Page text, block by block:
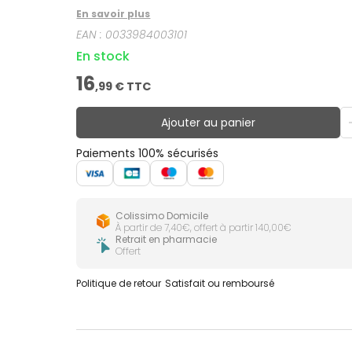
En savoir plus
EAN : 0033984003101
En stock
16,99 € TTC
Ajouter au panier
Paiements 100% sécurisés
Colissimo Domicile
À partir de 7,40€, offert à partir 140,00€
Retrait en pharmacie
Offert
Politique de retour Satisfait ou remboursé